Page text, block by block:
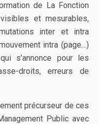
de La Fonction
et mesurables,
inter et intra
intra (page…)
s’annonce pour les
droits, erreurs de
précurseur de ces
Public avec